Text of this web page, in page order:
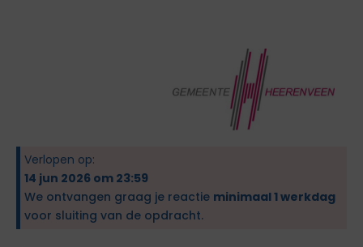
Verlopen op:
14 jun 2026 om 23:59
We ontvangen graag je reactie minimaal 1 werkdag
voor sluiting van de opdracht.